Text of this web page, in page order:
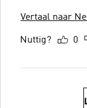
Vertaal naar
Nuttig? 0